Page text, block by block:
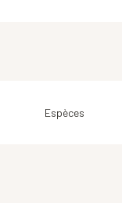
Espèces